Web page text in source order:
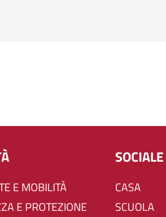
E MOBILITÀ
SOCIALE
CASA
SCUOLA